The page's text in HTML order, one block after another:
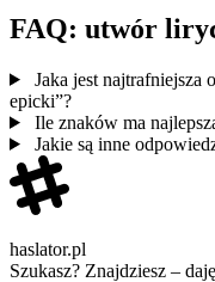
FAQ: utwór
Jaka jest najtrafniejsza
epicki”?
Ile znaków ma
Jakie są inne
haslator.pl
Szukasz? Znajdziesz –